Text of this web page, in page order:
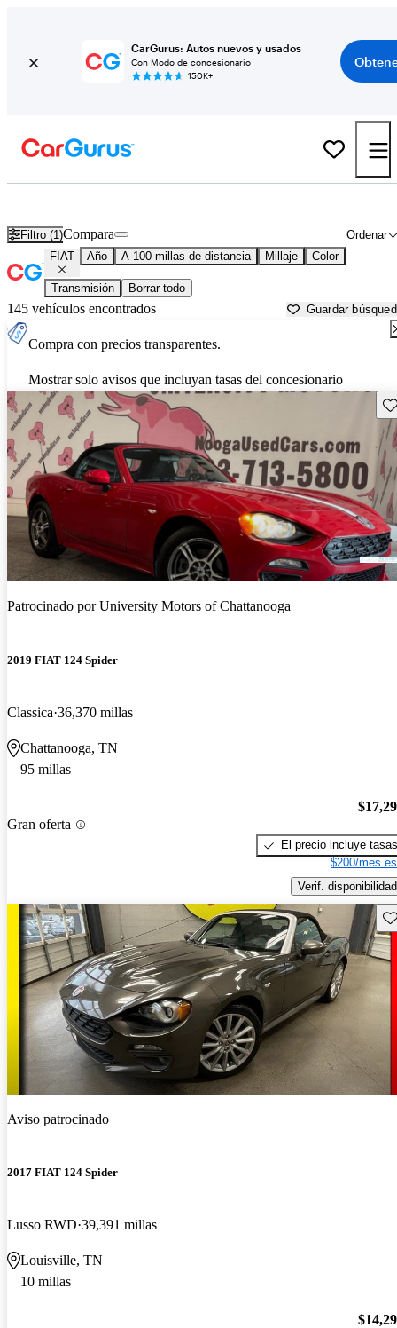
CarGurus: Autos nuevos y usados
Con Modo de concesionario
150K+
Filtro (1) Ordenar
Compara
FIAT Año A 100 millas de distancia Millaje Color
Transmisión Borrar todo
145 vehículos encontrados Guardar
Compra con precios transparentes.
Mostrar solo avisos que incluyan tasas del concesionario
Patrocinado porUniversity Motors of Chattanooga
2019 FIAT 124 Spider
Classica 36,370 millas
Chattanooga, TN
95 millas
Gran oferta
El precio incluye tasas
$200/mes
Verif. disponibilidad
Aviso patrocinado
2017 FIAT 124 Spider
Lusso RWD 39,391 millas
Louisville, TN
10 millas